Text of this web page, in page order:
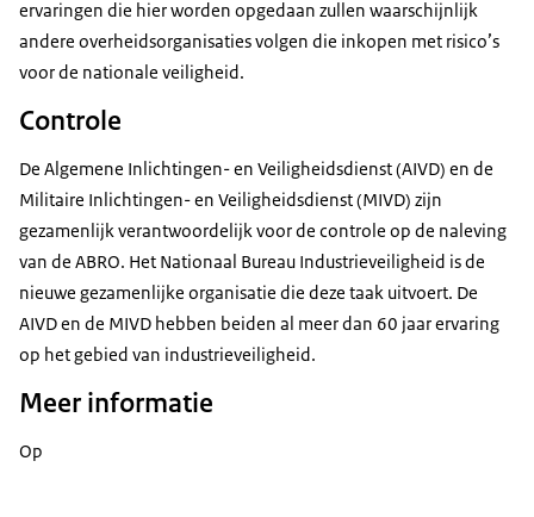
ervaringen die hier worden opgedaan zullen waarschijnlijk
andere overheidsorganisaties volgen die inkopen met risico’s
voor de nationale veiligheid.
Controle
De Algemene Inlichtingen- en Veiligheidsdienst (AIVD) en de
Militaire Inlichtingen- en Veiligheidsdienst (MIVD) zijn
gezamenlijk verantwoordelijk voor de controle op de naleving
van de ABRO. Het Nationaal Bureau Industrieveiligheid is de
nieuwe gezamenlijke organisatie die deze taak uitvoert. De
AIVD en de MIVD hebben beiden al meer dan 60 jaar ervaring
op het gebied van industrieveiligheid.
Meer informatie
Op